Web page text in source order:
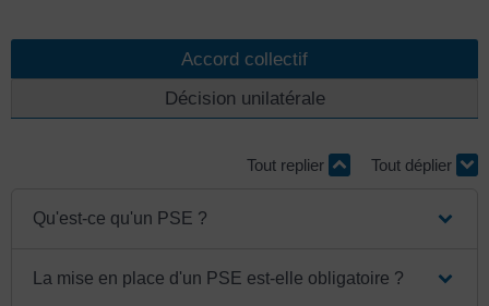
Accord collectif
Décision unilatérale
Tout replier Tout déplier
Qu'est-ce qu'un PSE ?
La mise en place d'un PSE est-elle obligatoire ?